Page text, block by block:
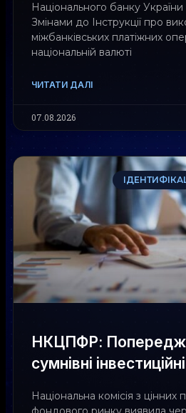
Національного банку
Змінами до Інструкції про
міжбанківських платіжних
національній валюті
ЧИТАТИ ДАЛІ
07.08.2026
НКЦПФР:
сумнівні
Національна комісія з цінних